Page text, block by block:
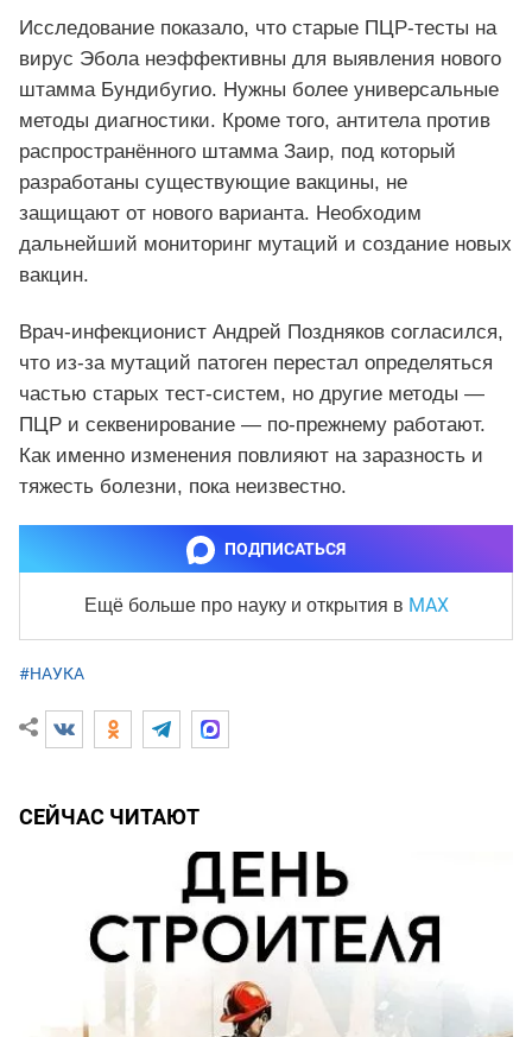
Исследование показало, что старые ПЦР‑тесты на
вирус Эбола неэффективны для выявления нового
штамма Бундибугио. Нужны более универсальные
методы диагностики. Кроме того, антитела против
распространённого штамма Заир, под который
разработаны существующие вакцины, не
защищают от нового варианта. Необходим
дальнейший мониторинг мутаций и создание новых
вакцин.
Врач‑инфекционист Андрей Поздняков согласился,
что из‑за мутаций патоген перестал определяться
частью старых тест‑систем, но другие методы —
ПЦР и секвенирование — по‑прежнему работают.
Как именно изменения повлияют на заразность и
тяжесть болезни, пока неизвестно.
ПОДПИСАТЬСЯ
Ещё больше про науку и открытия в MAX
#НАУКА
СЕЙЧАС ЧИТАЮТ